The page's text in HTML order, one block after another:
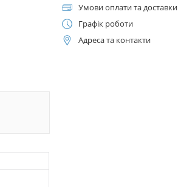
Умови оплати та доставки
Графік роботи
Адреса та контакти